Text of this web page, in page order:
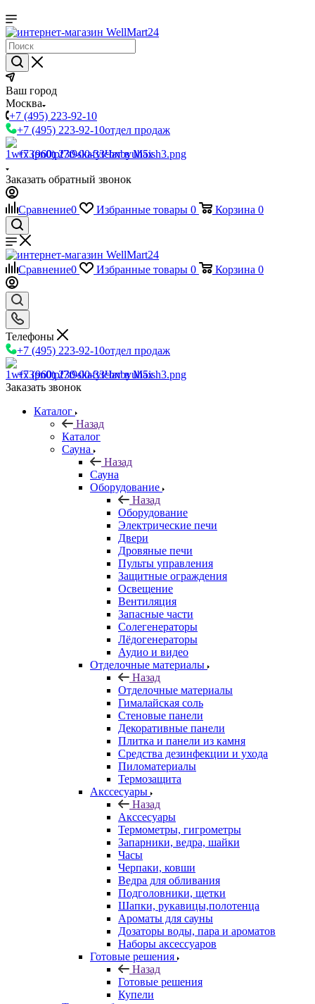
Ваш город
Москва
+7 (495) 223-92-10
+7 (495) 223-92-10отдел продаж
+7 (960) 230-00-33Чат в Max
Заказать обратный звонок
Сравнение0 Избранные товары 0 Корзина 0
Сравнение0 Избранные товары 0 Корзина 0
Телефоны
+7 (495) 223-92-10отдел продаж
+7 (960) 230-00-33Чат в Max
Заказать звонок
Каталог
Назад
Каталог
Сауна
Назад
Сауна
Оборудование
Назад
Оборудование
Электрические печи
Двери
Дровяные печи
Пульты управления
Защитные ограждения
Освещение
Вентиляция
Запасные части
Солегенераторы
Лёдогенераторы
Аудио и видео
Отделочные материалы
Назад
Отделочные материалы
Гималайская соль
Стеновые панели
Декоративные панели
Плитка и панели из камня
Средства дезинфекции и ухода
Пиломатериалы
Термозащита
Аксcесуары
Назад
Аксcесуары
Термометры, гигрометры
Запарники, ведра, шайки
Часы
Черпаки, ковши
Ведра для обливания
Подголовники, щетки
Шапки, рукавицы,полотенца
Ароматы для сауны
Дозаторы воды, пара и ароматов
Наборы аксессуаров
Готовые решения
Назад
Готовые решения
Купели